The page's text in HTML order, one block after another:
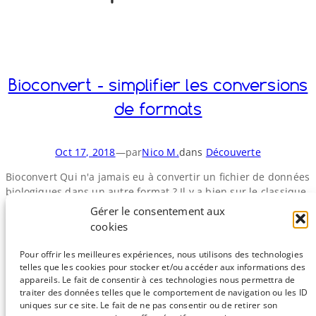
Gérer le consentement aux
cookies
Pour offrir les meilleures expériences, nous utilisons des technologies
telles que les cookies pour stocker et/ou accéder aux informations des
appareils. Le fait de consentir à ces technologies nous permettra de
traiter des données telles que le comportement de navigation ou les ID
uniques sur ce site. Le fait de ne pas consentir ou de retirer son
Bioconvert - simplifier les conversions
de formats
Oct 17, 2018—parNico M.dans Découverte
Bioconvert Qui n'a jamais eu à convertir un fichier de données
biologiques dans un autre format ? Il y a bien sur le classique
fastq vers fasta, pour lequel nombre d'entre nous ont codé un
convertisseur "maison", pas forcément optimal. D'autres
conversion vers et depuis GFF2/​GFF3. De ces différents…